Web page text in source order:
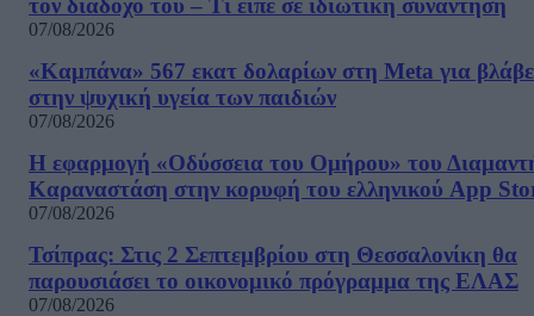
07/08/2026
«Καμπάνα» 567 εκατ δολαρίων στη Meta για
στην ψυχική υγεία των παιδιών
07/08/2026
Η εφαρμογή «Οδύσσεια του Ομήρου» του
Καραναστάση στην κορυφή του ελληνικού App
07/08/2026
Τσίπρας: Στις 2 Σεπτεμβρίου στη Θεσσαλονίκη θα
παρουσιάσει το οικονομικό πρόγραμμα της ΕΛΑΣ
07/08/2026